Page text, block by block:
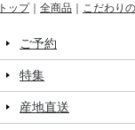
トップ
全商品 こだわり
ご予約
特集
産地直送